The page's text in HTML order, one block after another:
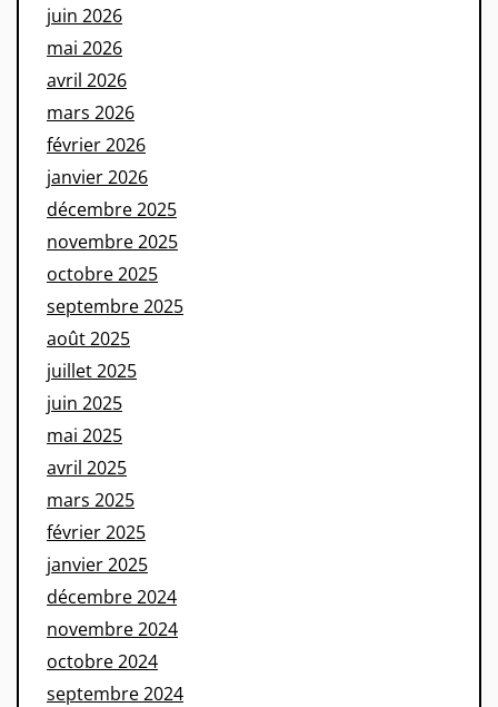
juin 2026
mai 2026
avril 2026
mars 2026
février 2026
janvier 2026
décembre 2025
novembre 2025
octobre 2025
septembre 2025
août 2025
juillet 2025
juin 2025
mai 2025
avril 2025
mars 2025
février 2025
janvier 2025
décembre 2024
novembre 2024
octobre 2024
septembre 2024